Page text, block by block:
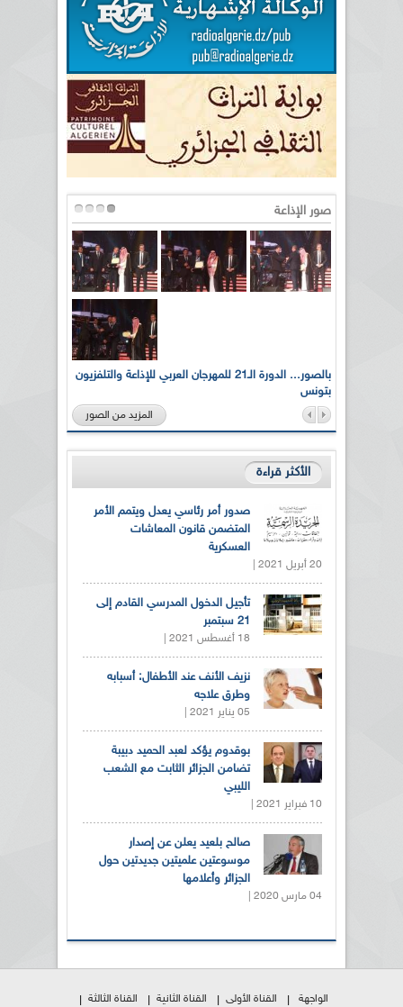
صور الإذاعة
بالصور... الدورة الـ21 للمهرجان العربي للإذاعة والتلفزيون
بتونس
المزيد من الصور
الأكثر قراءة
صدور أمر رئاسي يعدل ويتمم الأمر
المتضمن قانون المعاشات
العسكرية
20 أبريل 2021 |
تأجيل الدخول المدرسي القادم إلى
21 سبتمبر
18 أغسطس 2021 |
نزيف الأنف عند الأطفال: أسبابه
وطرق علاجه
05 يناير 2021 |
بوقدوم يؤكد لعبد الحميد دبيبة
تضامن الجزائر الثابت مع الشعب
الليبي
10 فبراير 2021 |
صالح بلعيد يعلن عن إصدار
موسوعتين علميتين جديدتين حول
الجزائر وأعلامها
04 مارس 2020 |
الواجهة القناة الأولى القناة الثانية القناة الثالثة